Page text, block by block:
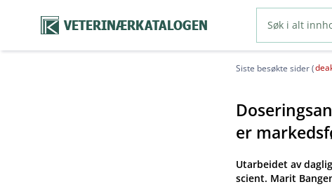
VETERINÆRKATALOGEN
Siste besøkte sider (
er
Utarbeidet av
scient. Marit